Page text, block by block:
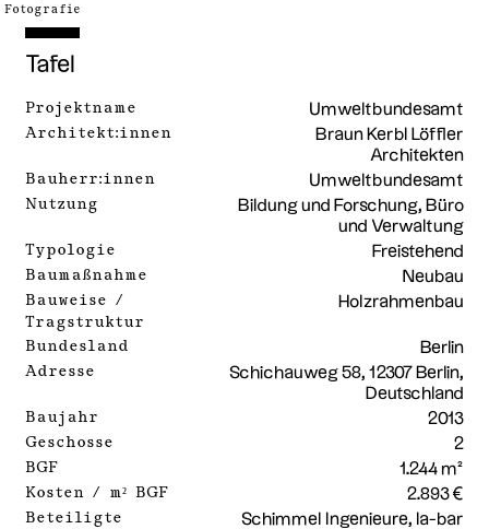
Fotografie
Tafel
Projektname
Umweltbundesamt
Architekt:innen
Braun Kerbl Löffler
Architekten
Bauherr:innen
Umweltbundesamt
Nutzung
Bildung und Forschung, Büro
und Verwaltung
Typologie
Freistehend
Baumaßnahme
Neubau
Bauweise /
Tragstruktur
Holzrahmenbau
Bundesland
Berlin
Adresse
Schichauweg 58, 12307 Berlin,
Deutschland
Baujahr
2013
Geschosse
2
BGF
1.244 m²
Kosten / m² BGF
2.893 €
Beteiligte
Schimmel Ingenieure, la-bar